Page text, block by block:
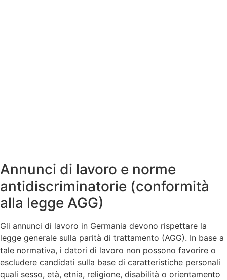
Annunci di lavoro e norme
antidiscriminatorie (conformità
alla legge AGG)
Gli annunci di lavoro in Germania devono rispettare la
legge generale sulla parità di trattamento (AGG). In base a
tale normativa, i datori di lavoro non possono favorire o
escludere candidati sulla base di caratteristiche personali
quali sesso, età, etnia, religione, disabilità o orientamento